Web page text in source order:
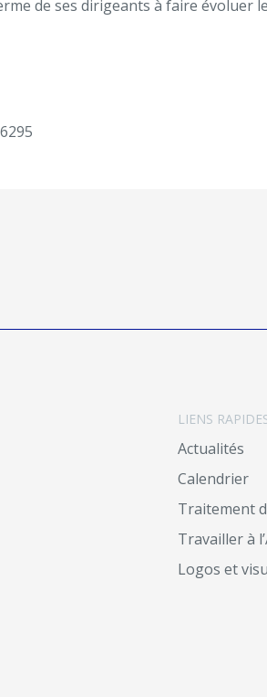
de ses dirigeants à faire évoluer
LIENS
Actualités
Calendrier
Traitement
Travailler à
Logos et